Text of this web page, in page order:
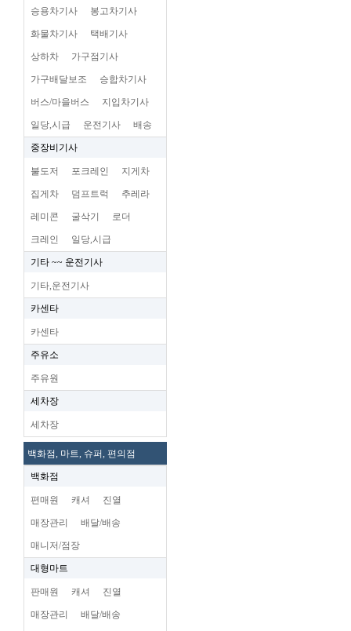
승용차기사 봉고차기사
화물차기사 택배기사
상하차 가구점기사
가구배달보조 승합차기사
버스/마을버스 지입차기사
일당,시급 운전기사 배송
중장비기사
불도저 포크레인 지게차
집게차 덤프트럭 추레라
레미콘 굴삭기 로더
크레인 일당,시급
기타 ~~ 운전기사
기타,운전기사
카센타
카센타
주유소
주유원
세차장
세차장
백화점, 마트, 슈퍼, 편의점
백화점
편매원 캐셔 진열
매장관리 배달/배송
매니저/점장
대형마트
판매원 캐셔 진열
매장관리 배달/배송